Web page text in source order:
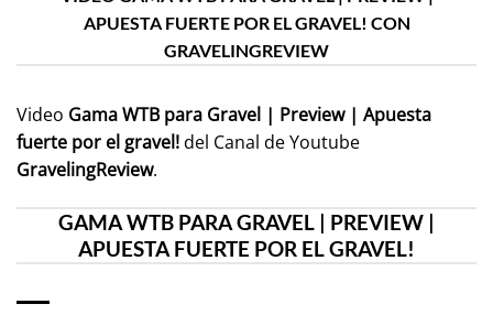
APUESTA FUERTE POR EL GRAVEL! CON
GRAVELINGREVIEW
Video Gama WTB para Gravel | Preview | Apuesta
fuerte por el gravel!del Canal de Youtube
GravelingReview.
GAMA WTB PARA GRAVEL | PREVIEW |
APUESTA FUERTE POR EL GRAVEL!